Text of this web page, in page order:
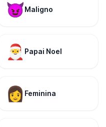
😈Maligno
🎅 Papai Noel
👩 Feminina